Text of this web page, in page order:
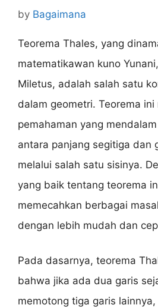
by Bagaimana
Teorema Thales, yang
matematikawan kuno
Miletus, adalah salah satu
dalam geometri. Teorema ini
pemahaman yang
antara panjang segitiga dan
melalui salah satu sisinya.
yang baik tentang teorema
memecahkan berbagai
dengan lebih mudah dan
Pada dasarnya, teorema
bahwa jika ada dua garis
memotong tiga garis